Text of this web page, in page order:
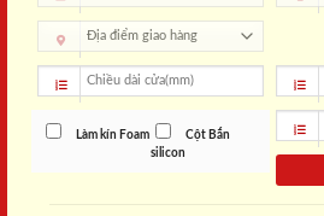
Làm kín Foam
Cột Bắn
silicon